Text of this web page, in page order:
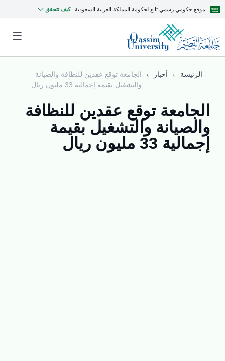
موقع حكومي رسمي تابع لحكومة المملكة العربية السعودية كيف تتحقق
الرئيسة أخبار
الجامعة توقع عقدين للنظافة والصيانة
والتشغيل بقيمة إجمالية 33 مليون ريال
الجامعة توقع عقدين للنظافة
والصيانة والتشغيل بقيمة
إجمالية 33 مليون ريال